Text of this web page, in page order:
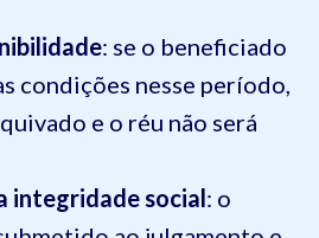
: se o beneficiado
condições nesse período,
e o réu não será
integridade social: o